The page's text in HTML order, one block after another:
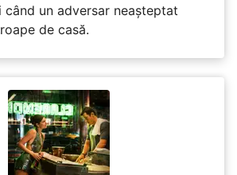
un adversar neașteptat
de casă.